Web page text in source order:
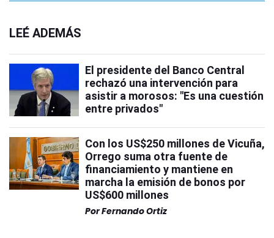
LEÉ ADEMÁS
El presidente del Banco Central
rechazó una intervención para
asistir a morosos: "Es una cuestión
entre privados"
Con los US$250 millones de Vicuña,
Orrego suma otra fuente de
financiamiento y mantiene en
marcha la emisión de bonos por
US$600 millones
PorFernando Ortiz